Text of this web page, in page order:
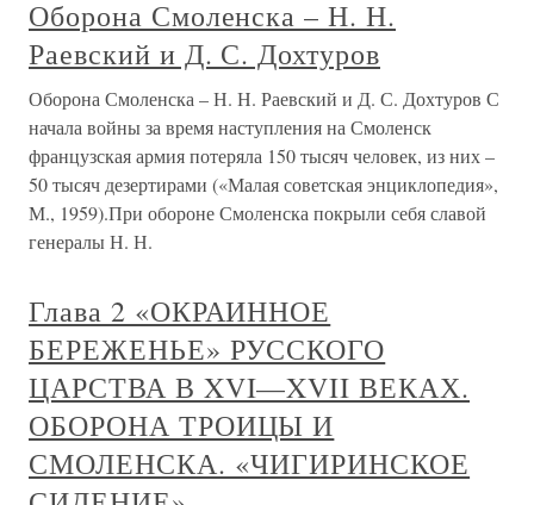
Оборона Смоленска – Н. Н.
Раевский и Д. С. Дохтуров
Оборона Смоленска – Н. Н. Раевский и Д. С. Дохтуров С
начала войны за время наступления на Смоленск
французская армия потеряла 150 тысяч человек, из них –
50 тысяч дезертирами («Малая советская энциклопедия»,
М., 1959).При обороне Смоленска покрыли себя славой
генералы Н. Н.
Глава 2 «ОКРАИННОЕ
БЕРЕЖЕНЬЕ» РУССКОГО
ЦАРСТВА В XVI—XVII ВЕКАХ.
ОБОРОНА ТРОИЦЫ И
СМОЛЕНСКА. «ЧИГИРИНСКОЕ